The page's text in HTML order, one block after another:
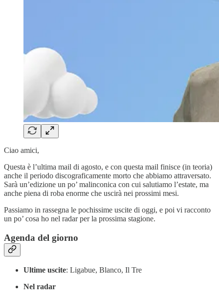
Ciao amici,
Questa è l’ultima mail di agosto, e con questa mail finisce (in teoria)
anche il periodo discograficamente morto che abbiamo attraversato.
Sarà un’edizione un po’ malinconica con cui salutiamo l’estate, ma
anche piena di roba enorme che uscirà nei prossimi mesi.
Passiamo in rassegna le pochissime uscite di oggi, e poi vi racconto
un po’ cosa ho nel radar per la prossima stagione.
Agenda del giorno
Ultime uscite: Ligabue, Blanco, Il Tre
Nel radar